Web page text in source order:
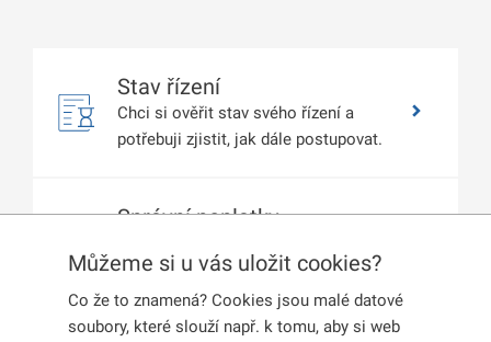
Můžeme si u vás uložit cookies?
Co že to znamená? Cookies jsou malé datové
soubory, které slouží např. k tomu, aby si web
Stav řízení
Chci si ověřit stav svého řízení a
potřebuji zjistit, jak dále postupovat.
Správní poplatky
poplatcích a o možnostech úhrady
správních poplatků.